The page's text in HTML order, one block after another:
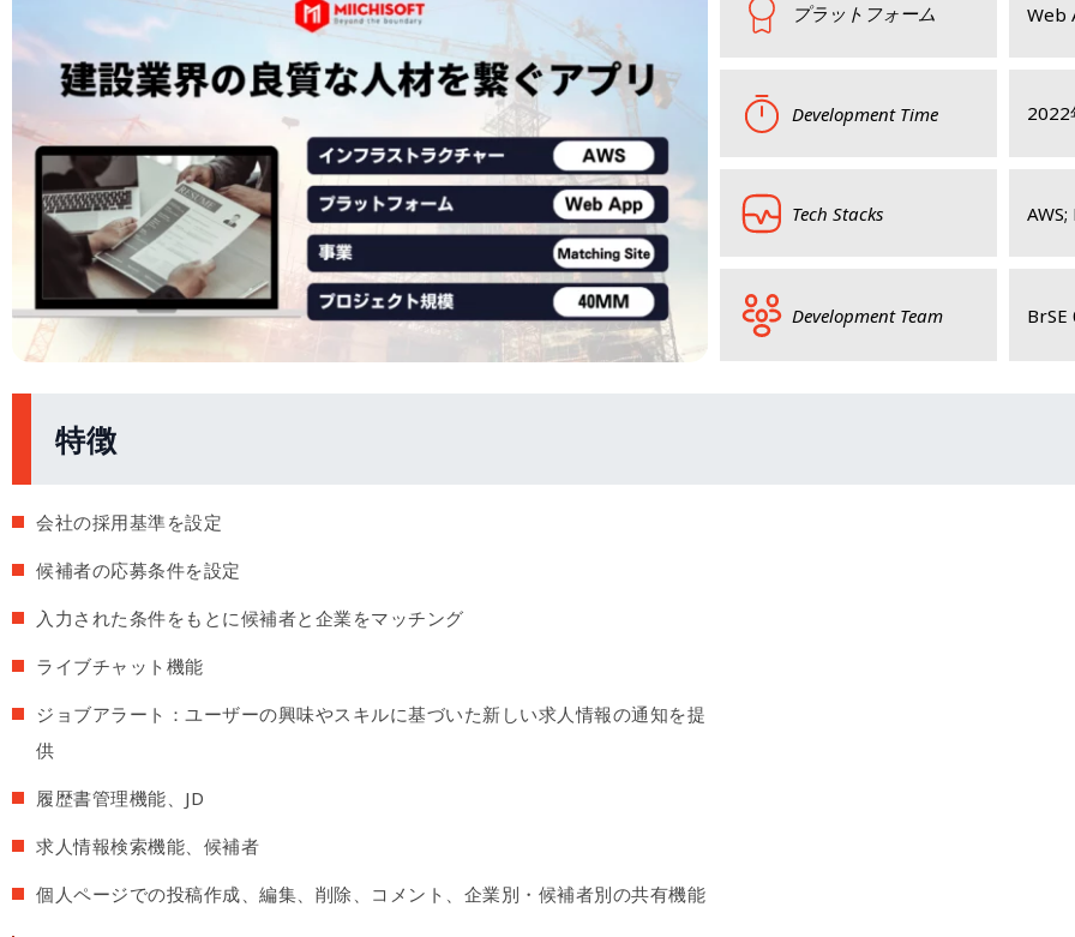
プラットフォーム Web
Development Time 2022
Tech Stacks AWS;
Development Team BrSE
特徴
会社の採用基準を設定
候補者の応募条件を設定
入力された条件をもとに候補者と企業をマッチング
ライブチャット機能
ジョブアラート：ユーザーの興味やスキルに基づいた新しい求人情報の通知を提
供
履歴書管理機能、JD
求人情報検索機能、候補者
個人ページでの投稿作成、編集、削除、コメント、企業別・候補者別の共有機能